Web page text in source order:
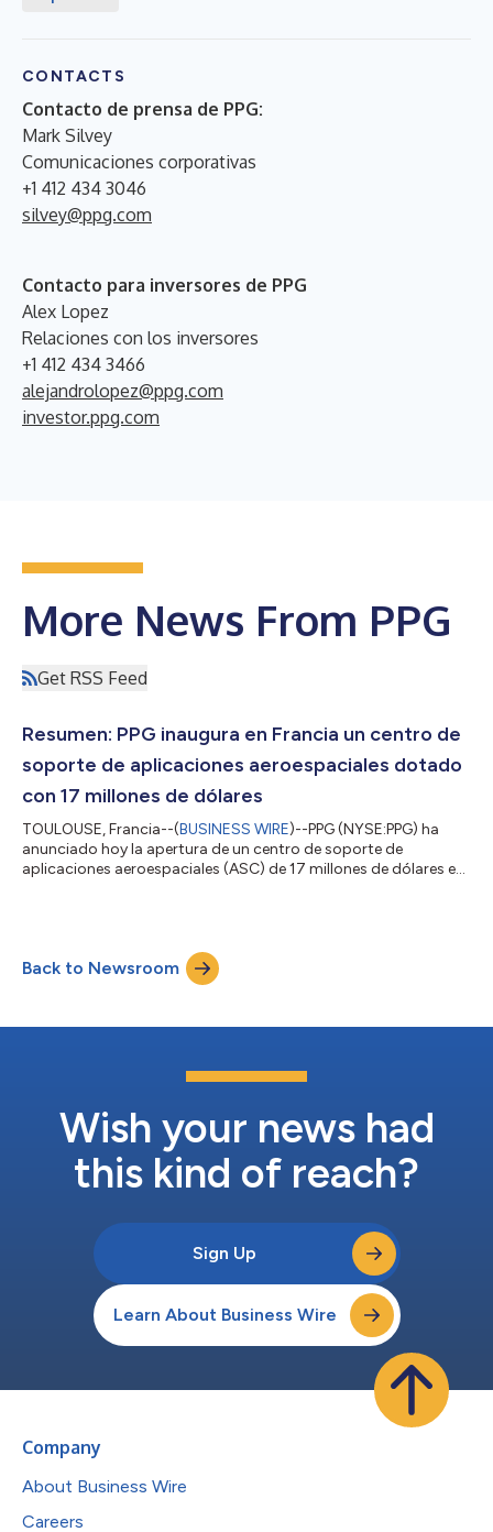
CONTACTS
Contacto de prensa de PPG:
Mark Silvey
Comunicaciones corporativas
+1 412 434 3046
silvey@ppg.com
Contacto para inversores de PPG
Alex Lopez
Relaciones con los inversores
+1 412 434 3466
alejandrolopez@ppg.com
investor.ppg.com
More News From PPG
Get RSS Feed
Resumen: PPG inaugura en Francia un centro de
soporte de aplicaciones aeroespaciales dotado
con 17 millones de dólares
TOULOUSE, Francia--(BUSINESS WIRE)--PPG (NYSE:PPG) ha
anunciado hoy la apertura de un centro de soporte de
aplicaciones aeroespaciales (ASC) de 17 millones de dólares en
así como asistencia técnica y un laboratorio. La ubicación
estratégica del ASC de Toulouse permite a la empresa ofrecer
entregas de productos más rá...
Back to Newsroom
Wish your news had
this kind of reach?
Sign Up
Learn About Business Wire
Company
About Business Wire
Careers